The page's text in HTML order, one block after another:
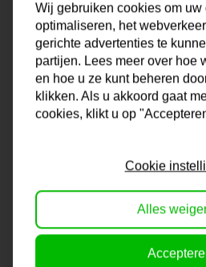
Specificaties
Maat
Korte omschrijving
Wij gebruiken cookies om
optimaliseren, het
gerichte advertenties te
partijen. Lees meer over hoe
en hoe u ze kunt beheren
klikken. Als u akkoord gaat
cookies, klikt u op
Cookie
Alles